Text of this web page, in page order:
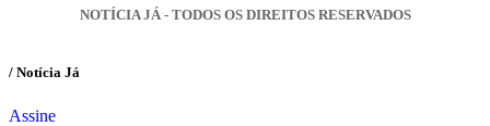
NOTÍCIA JÁ - TODOS OS DIREITOS RESERVADOS
/ Notícia Já
Assine